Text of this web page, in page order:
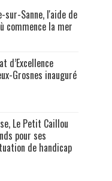
sur-Sanne, l'aide de
commence la mer
d’Excellence
Grosnes inauguré
Le Petit Caillou
pour ses
de handicap